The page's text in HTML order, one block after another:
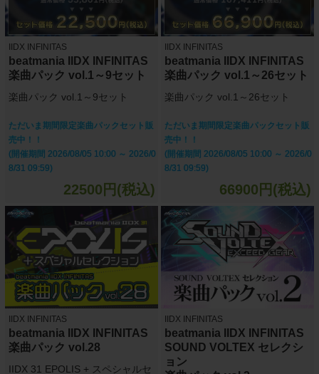
IIDX INFINITAS
beatmania IIDX INFINITAS
楽曲パック vol.1～9セット
楽曲パック vol.1～9セット
ただいま期間限定楽曲パックセット販
売中！！
(開催期間 2026/08/05 10:00 ～ 2026/0
8/31 09:59)
22500円(税込)
IIDX INFINITAS
beatmania IIDX INFINITAS
楽曲パック vol.1～26セット
楽曲パック vol.1～26セット
ただいま期間限定楽曲パックセット販
売中！！
(開催期間 2026/08/05 10:00 ～ 2026/0
8/31 09:59)
66900円(税込)
IIDX INFINITAS
beatmania IIDX INFINITAS
楽曲パック vol.28
IIDX 31 EPOLIS + スペシャルセ
IIDX INFINITAS
beatmania IIDX INFINITAS
SOUND VOLTEX セレクシ
ョン